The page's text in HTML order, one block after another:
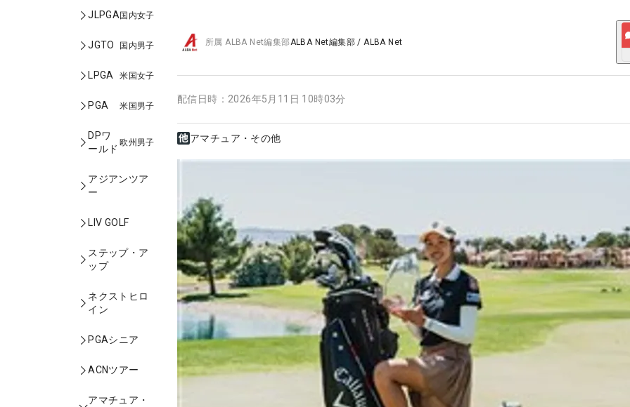
JLPGA国内女子
JGTO 国内男子
LPGA 米国女子
PGA 米国男子
DPワ
ールド
欧州男子
アジアンツア
ー
LIV GOLF
ステップ・ア
ップ
ネクストヒロ
イン
PGAシニア
ACNツアー
アマチュア・
所属ALBA Net編集部ALBA Net編集部 /ALBA Net
配信日時： 2026年5月11日 10時03分
アマチュア・その他